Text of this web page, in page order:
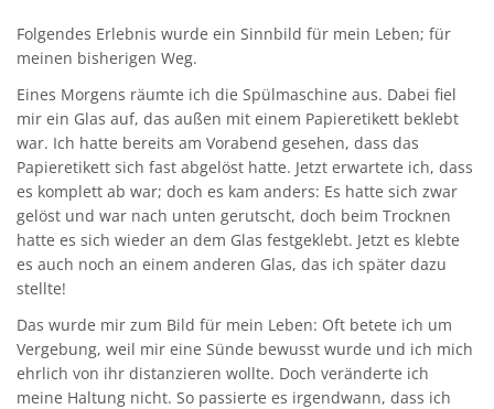
Folgendes Erlebnis wurde ein Sinnbild für mein Leben; für
meinen bisherigen Weg.
Eines Morgens räumte ich die Spülmaschine aus. Dabei fiel
mir ein Glas auf, das außen mit einem Papieretikett beklebt
war. Ich hatte bereits am Vorabend gesehen, dass das
Papieretikett sich fast abgelöst hatte. Jetzt erwartete ich, dass
es komplett ab war; doch es kam anders: Es hatte sich zwar
gelöst und war nach unten gerutscht, doch beim Trocknen
hatte es sich wieder an dem Glas festgeklebt. Jetzt es klebte
es auch noch an einem anderen Glas, das ich später dazu
stellte!
Das wurde mir zum Bild für mein Leben: Oft betete ich um
Vergebung, weil mir eine Sünde bewusst wurde und ich mich
ehrlich von ihr distanzieren wollte. Doch veränderte ich
meine Haltung nicht. So passierte es irgendwann, dass ich